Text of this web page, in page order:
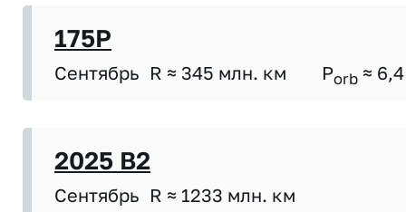
175P
Сентябрь R ≈ 345 млн. км Porb ≈ 6,4
2025 B2
Сентябрь R ≈ 1233 млн. км